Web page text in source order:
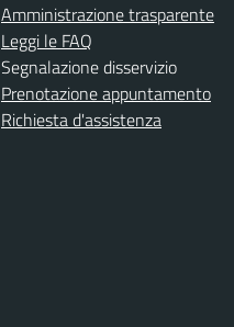
Amministrazione trasparente
Leggi le FAQ
Segnalazione disservizio
Prenotazione appuntamento
Richiesta d'assistenza